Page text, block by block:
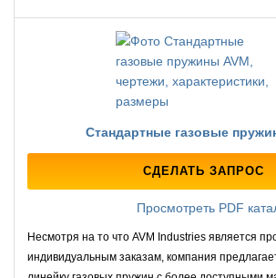
Стандартные газовые
СДЕЛАТЬ ЗАПРОС
Просмотреть PDF
Несмотря на то что AVM Industries является
индивидуальным заказам, компания